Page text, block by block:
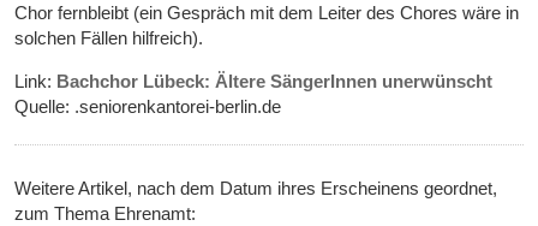
Chor fernbleibt (ein Gespräch mit dem Leiter des Chores wäre in
solchen Fällen hilfreich).
Link: Bachchor Lübeck: Ältere SängerInnen unerwünscht
Quelle: .seniorenkantorei-berlin.de
Weitere Artikel, nach dem Datum ihres Erscheinens geordnet,
zum Thema Ehrenamt: